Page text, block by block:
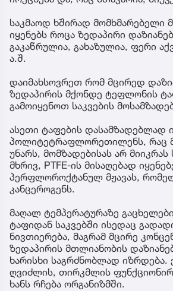
საკმაოდ ხშირად მომხმარებელი
იყენებს როცა ზედაპირი
გაკაწრულია, გახაზულია, ფერი
ა.შ.
დაიმახსოვრეთ რომ მცირედ
ზედაპირის მქონდე ტეფლონის
გამოიყენოთ საკვების
ასეთი ტაფების დასამზადებლად
პოლიტეტრაფლორეთილენს, რაც
უნარს, მომზადებისას არ მიიკრას
მხრივ, PTFE-ის მისაღებად
პერფლოროქტანულ მჟავას,
კანცეროგენს.
მაღალ ტემპერატურაზე
ტაფიდან საკვებში ისედაც
ნივთიერება, მაგრამ მცირე
ზედაპირის მთლიანობის
ხარისხი საგრძნობლად იზრდება.
ღვიძლის, თირკმლის
ხანს რჩება ორგანიზმში.